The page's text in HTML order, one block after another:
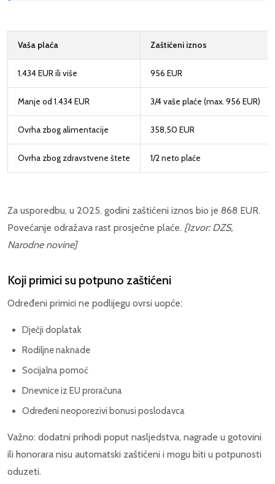
Vaša plaća Zaštićeni iznos
1.434 EUR ili više 956 EUR
Manje od 1.434 EUR 3/4 vaše plaće (max. 956 EUR)
Ovrha zbog alimentacije 358,50 EUR
Ovrha zbog zdravstvene štete 1/2 neto plaće
Za usporedbu, u 2025. godini zaštićeni iznos bio je 868 EUR.
Povećanje odražava rast prosječne plaće. [Izvor: DZS,
Narodne novine]
Koji primici su potpuno zaštićeni
Određeni primici ne podlijegu ovrsi uopće:
Dječji doplatak
Rodiljne naknade
Socijalna pomoć
Dnevnice iz EU proračuna
Određeni neoporezivi bonusi poslodavca
Važno: dodatni prihodi poput nasljedstva, nagrade u gotovini
ili honorara nisu automatski zaštićeni i mogu biti u potpunosti
oduzeti.